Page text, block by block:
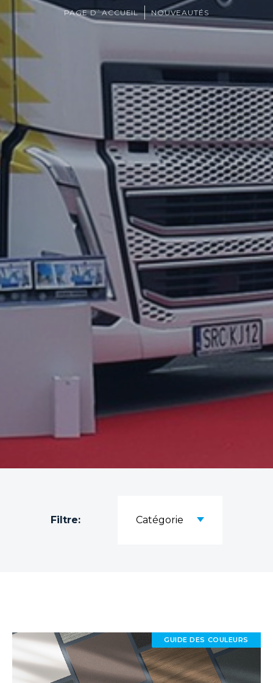
PAGE D`ACCUEIL NOUVEAUTÉS
Filtre: Catégorie
GUIDE DES COULEURS